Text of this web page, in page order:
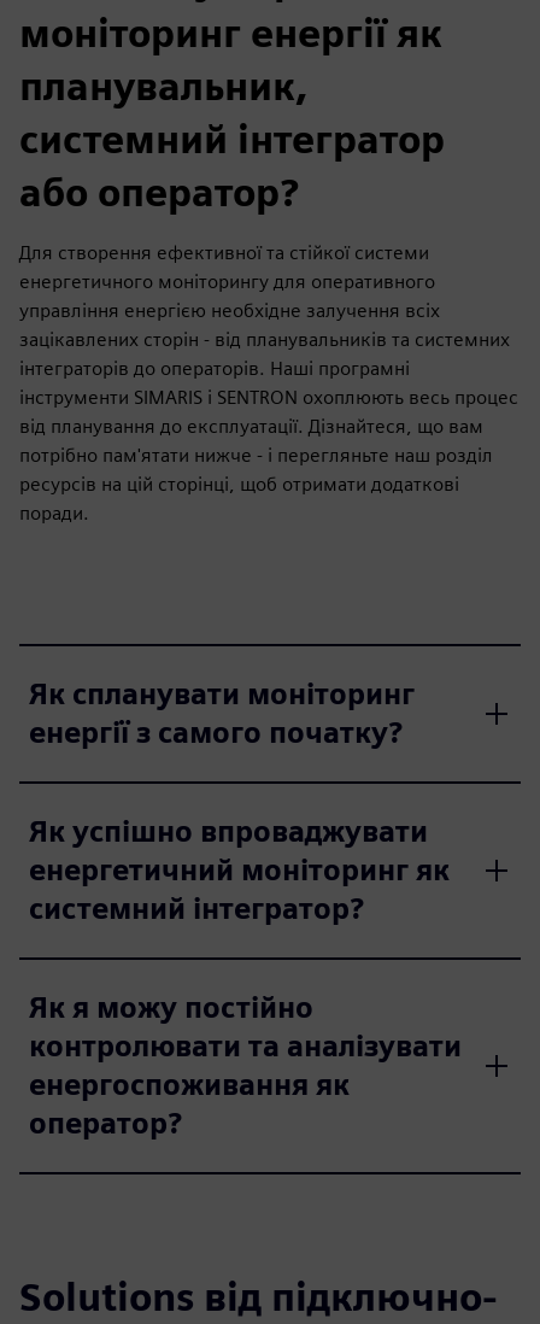
моніторинг енергії як
планувальник,
системний інтегратор
або оператор?
Для створення ефективної та стійкої системи
енергетичного моніторингу для оперативного
управління енергією необхідне залучення всіх
зацікавлених сторін - від планувальників та системних
інтеграторів до операторів. Наші програмні
інструменти SIMARIS і SENTRON охоплюють весь процес
від планування до експлуатації. Дізнайтеся, що вам
потрібно пам'ятати нижче - і перегляньте наш розділ
ресурсів на цій сторінці, щоб отримати додаткові
поради.
Як спланувати моніторинг
енергії з самого початку?
Як успішно впроваджувати
енергетичний моніторинг як
системний інтегратор?
Як я можу постійно
контролювати та аналізувати
енергоспоживання як
оператор?
Solutions від підключно-